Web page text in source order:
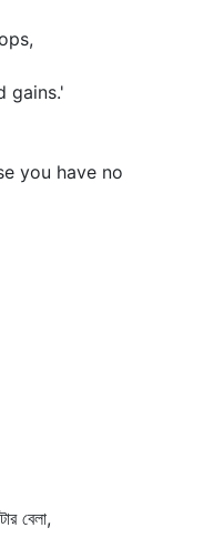
gains.'
you have no